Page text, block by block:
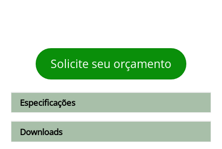
Solicite seu orçamento
Especificações
Downloads